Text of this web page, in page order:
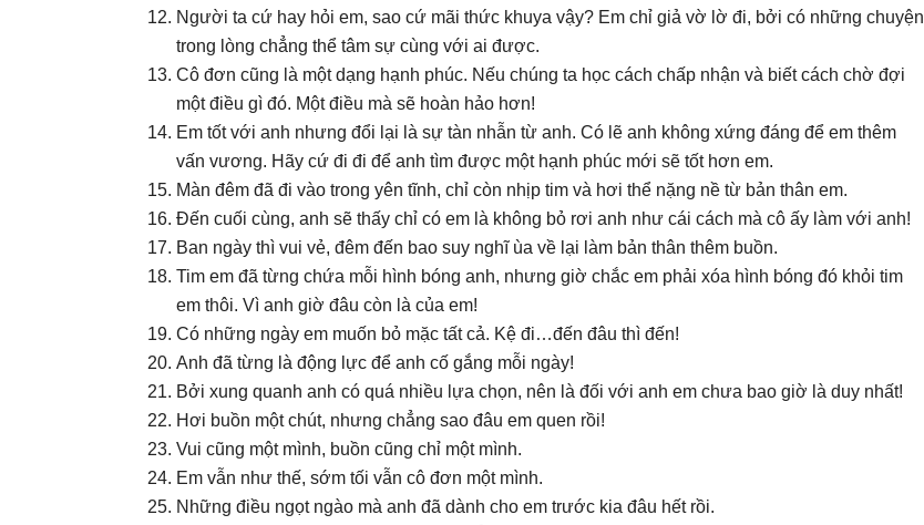
Người ta cứ hay hỏi em, sao cứ mãi thức khuya vậy? Em chỉ giả vờ lờ đi, bởi có những chuyện
trong lòng chẳng thể tâm sự cùng với ai được.
Cô đơn cũng là một dạng hạnh phúc. Nếu chúng ta học cách chấp nhận và biết cách chờ đợi
một điều gì đó. Một điều mà sẽ hoàn hảo hơn!
Em tốt với anh nhưng đổi lại là sự tàn nhẫn từ anh. Có lẽ anh không xứng đáng để em thêm
vấn vương. Hãy cứ đi đi để anh tìm được một hạnh phúc mới sẽ tốt hơn em.
Màn đêm đã đi vào trong yên tĩnh, chỉ còn nhịp tim và hơi thể nặng nề từ bản thân em.
Đến cuối cùng, anh sẽ thấy chỉ có em là không bỏ rơi anh như cái cách mà cô ấy làm với anh!
Ban ngày thì vui vẻ, đêm đến bao suy nghĩ ùa về lại làm bản thân thêm buồn.
Tim em đã từng chứa mỗi hình bóng anh, nhưng giờ chắc em phải xóa hình bóng đó khỏi tim
em thôi. Vì anh giờ đâu còn là của em!
Có những ngày em muốn bỏ mặc tất cả. Kệ đi…đến đâu thì đến!
Anh đã từng là động lực để anh cố gắng mỗi ngày!
Bởi xung quanh anh có quá nhiều lựa chọn, nên là đối với anh em chưa bao giờ là duy nhất!
Hơi buồn một chút, nhưng chẳng sao đâu em quen rồi!
Vui cũng một mình, buồn cũng chỉ một mình.
Em vẫn như thế, sớm tối vẫn cô đơn một mình.
Những điều ngọt ngào mà anh đã dành cho em trước kia đâu hết rồi.